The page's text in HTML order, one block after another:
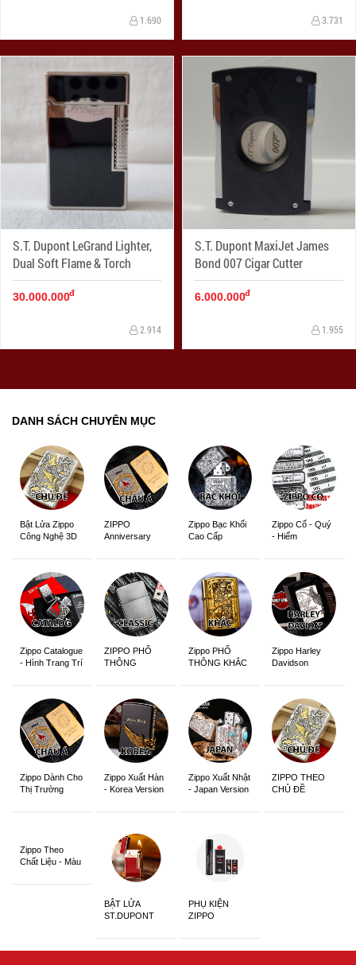
1.690 3.731
S.T. Dupont LeGrand Lighter,
Dual Soft Flame & Torch
30.000.000đ
2.914
S.T. Dupont MaxiJet James
Bond 007 Cigar Cutter
6.000.000đ
1.955
DANH SÁCH CHUYÊN MỤC
Bật Lửa Zippo
Công Nghệ 3D
ZIPPO
Anniversary
Zippo Bạc Khối
Cao Cấp
Zippo Cổ - Quý
- Hiếm
Zippo Catalogue
- Hình Trang Trí
ZIPPO PHỔ
THÔNG
Zippo PHỔ
THÔNG KHẮC
Zippo Harley
Davidson
Zippo Dành Cho
Thị Trường
Zippo Xuất Hàn
- Korea Version
Zippo Xuất Nhật
- Japan Version
ZIPPO THEO
CHỦ ĐỀ
Zippo Theo
Chất Liệu - Màu
BẬT LỬA
ST.DUPONT
PHỤ KIỆN
ZIPPO